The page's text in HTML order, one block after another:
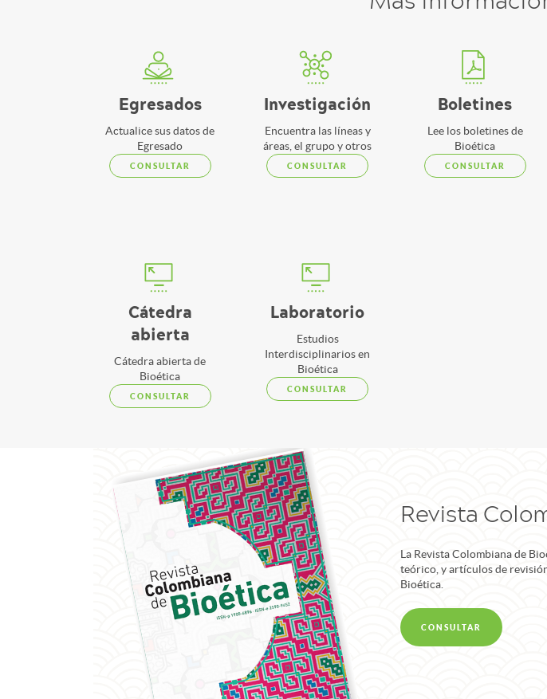
Egresados
Actualice sus datos de
Egresado
CONSULTAR
Investigación
Encuentra las líneas y
áreas, el grupo y otros
CONSULTAR
Boletines
Lee los boletines de
Bioética
CONSULTAR
Cátedra
abierta
Cátedra abierta de
Bioética
CONSULTAR
Laboratorio
Estudios
Interdisciplinarios en
Bioética
CONSULTAR
Revista
La Revista Colombiana de
teórico, y artículos de
Bioética.
CONSULTAR